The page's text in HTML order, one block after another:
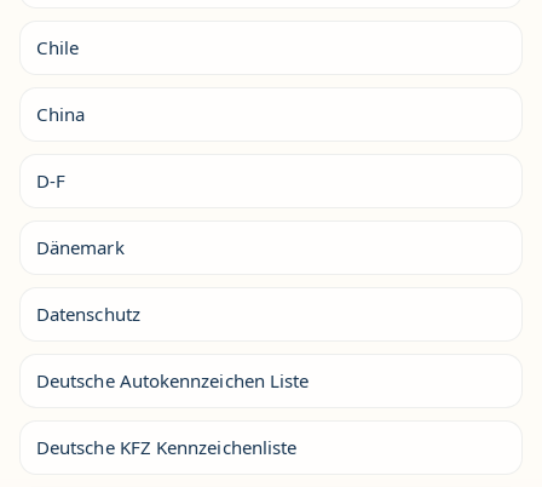
Chile
China
D-F
Dänemark
Datenschutz
Deutsche Autokennzeichen Liste
Deutsche KFZ Kennzeichenliste